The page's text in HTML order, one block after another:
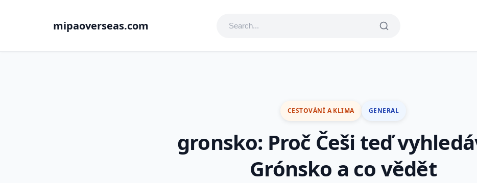
mipaoverseas.com
CESTOVÁNÍ A KLIMA GENERAL
gronsko: Proč Češi teď
Grónsko a co vědět